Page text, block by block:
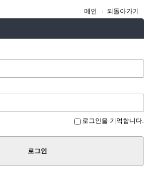
메인 되돌아가기
로그인을 기억합니다.
로그인